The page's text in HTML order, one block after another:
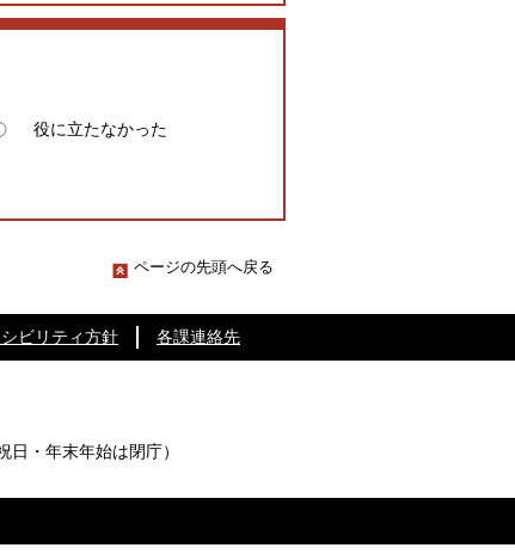
役に立たなかった
ページの先頭へ戻る
ビリティ方針 各課連絡先
日・年末年始は閉庁）